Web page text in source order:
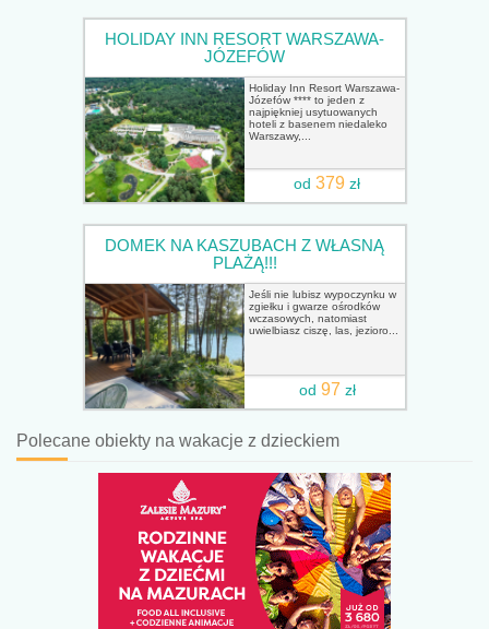
HOLIDAY INN RESORT WARSZAWA-
JÓZEFÓW
Holiday Inn Resort Warszawa-
Józefów **** to jeden z
najpiękniej usytuowanych
hoteli z basenem niedaleko
Warszawy,...
od379 zł
DOMEK NA KASZUBACH Z WŁASNĄ
PLAŻĄ!!!
Jeśli nie lubisz wypoczynku w
zgiełku i gwarze ośrodków
wczasowych, natomiast
uwielbiasz ciszę, las, jezioro...
od 97 zł
Polecane obiekty na wakacje z dzieckiem